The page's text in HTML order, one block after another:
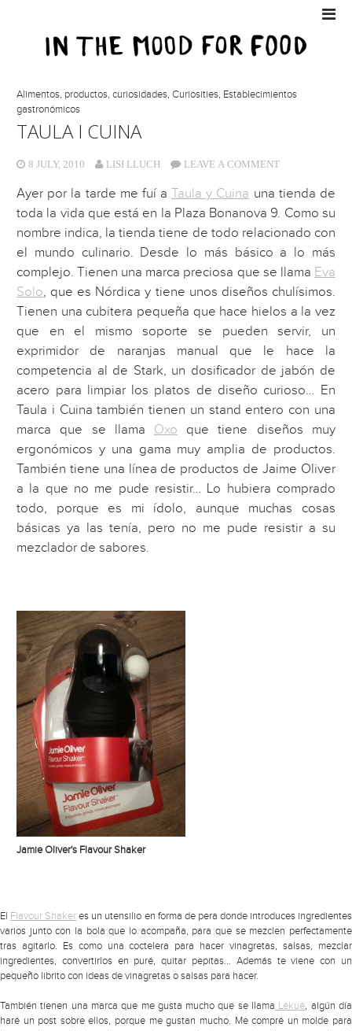
Alimentos, productos, curiosidades,Curiosities, Establecimientos
gastronómicos
TAULA I CUINA
8 JULY, 2010 LISI LLUCH LEAVE A COMMENT
Ayer por la tarde me fuí aTaula y Cuina una tienda de
toda la vida que está en la Plaza Bonanova 9. Como su
nombre indica, la tienda tiene de todo relacionado con
el mundo culinario. Desde lo más básico a lo más
complejo. Tienen una marca preciosa que se llama Eva
Solo, que es Nórdica y tiene unos diseños chulísimos.
Tienen una cubitera pequeña que hace hielos a la vez
que en el mismo soporte se pueden servir, un
exprimidor de naranjas manual que le hace la
competencia al de Stark, un dosificador de jabón de
acero para limpiar los platos de diseño curioso… En
Taula i Cuina también tienen un stand entero con una
marca que se llama Oxo que tiene diseños muy
ergonómicos y una gama muy amplia de productos.
También tiene una línea de productos de Jaime Oliver
a la que no me pude resistir… Lo hubiera comprado
todo, porque es mi ídolo, aunque muchas cosas
básicas ya las tenía, pero no me pude resistir a su
mezclador de sabores.
Jamie Oliver's Flavour Shaker
El Flavour Shakeres un utensilio en forma de pera donde introduces ingredientes
varios junto con la bola que lo acompaña, para que se mezclen perfectamente
tras agitarlo. Es como una coctelera para hacer vinagretas, salsas, mezclar
ingredientes, convertirlos en puré, quitar pepitas… Además te viene con un
pequeño librito con ideas de vinagretas o salsas para hacer.
También tienen una marca que me gusta mucho que se llama Lékué, algún día
haré un post sobre ellos, porque me gustan mucho. Me compré un molde para